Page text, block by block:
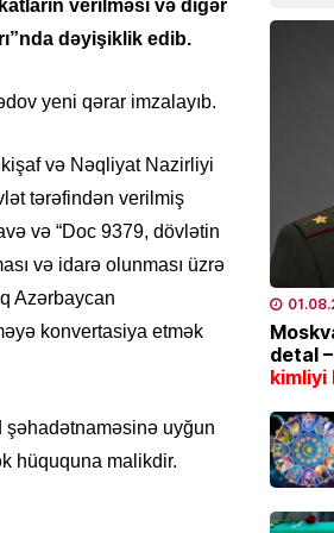
verilməsi və digər
dəyişiklik edib.
yeni qərar imzalayıb.
və Nəqliyat Nazirliyi
tərəfindən verilmiş
və “Doc 9379, dövlətin
və idarə olunması üzrə
Azərbaycan
konvertasiya etmək
uyğun
hüququna malikdir.
Bu
daha
detal –
kimliyi